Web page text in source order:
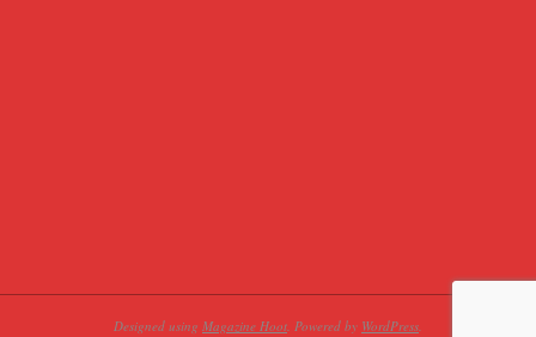
Designed using Magazine Hoot . Powered by WordPress